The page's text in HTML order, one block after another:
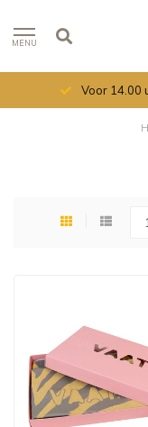
MENU
Voor 14.00